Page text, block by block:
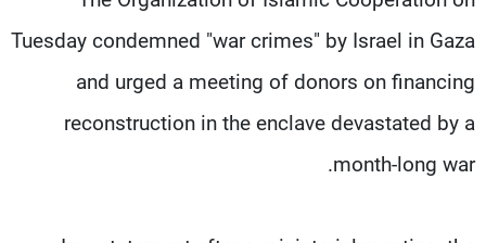
Tuesday condemned "war crimes" by Israel in Gaza
and urged a meeting of donors on financing
reconstruction in the enclave devastated by a
month-long war.
لاعلاناتكم
شروط الإسـتخدام